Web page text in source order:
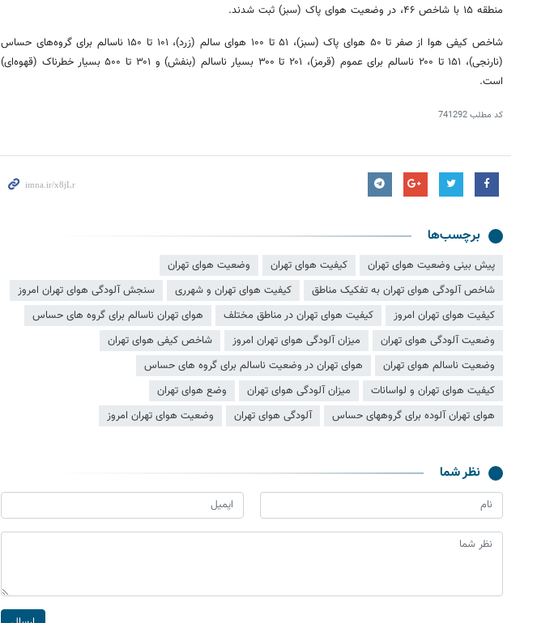
منطقه ۱۵ با شاخص ۴۶، در وضعیت هوای پاک (سبز) ثبت شدند.
شاخص کیفی هوا از صفر تا ۵۰ هوای پاک (سبز)، ۵۱ تا ۱۰۰ هوای سالم (زرد)، ۱۰۱ تا ۱۵۰ ناسالم برای گروه‌های حساس
(نارنجی)، ۱۵۱ تا ۲۰۰ ناسالم برای عموم (قرمز)، ۲۰۱ تا ۳۰۰ بسیار ناسالم (بنفش) و ۳۰۱ تا ۵۰۰ بسیار خطرناک (قهوه‌ای)
است.
کد مطلب741292
برچسب‌ها
پیش بینی وضعیت هوای تهران کیفیت هوای تهران
وضعیت هوای تهران
شاخص آلودگی هوای تهران به تفکیک مناطق
کیفیت هوای تهران و شهرری
سنجش آلودگی هوای تهران امروز
کیفیت هوای تهران امروز
کیفیت هوای تهران در مناطق مختلف
هوای تهران ناسالم برای گروه های حساس
وضعیت آلودگی هوای تهران
میزان آلودگی هوای تهران امروز
شاخص کیفی هوای تهران
وضعیت ناسالم هوای تهران
هوای تهران در وضعیت ناسالم برای گروه های حساس
کیفیت هوای تهران و لواسانات
میزان آلودگی هوای تهران
وضع هوای تهران
هوای تهران آلوده برای گروههای حساس
آلودگی هوای تهران وضعیت هوای تهران امروز
نظر شما